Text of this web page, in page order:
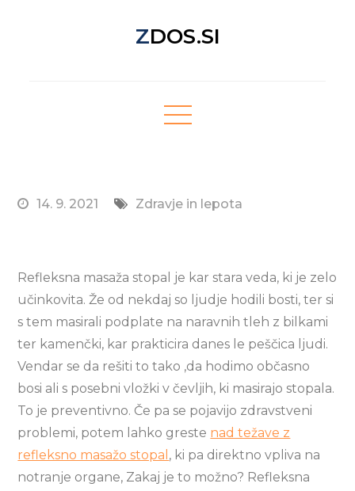
ZDOS.SI
14. 9. 2021 Zdravje in lepota
Refleksna masaža stopal je kar stara veda, ki je zelo
učinkovita. Že od nekdaj so ljudje hodili bosti, ter si
s tem masirali podplate na naravnih tleh z bilkami
ter kamenčki, kar prakticira danes le peščica ljudi.
Vendar se da rešiti to tako ,da hodimo občasno
bosi ali s posebni vložki v čevljih, ki masirajo stopala.
To je preventivno. Če pa se pojavijo zdravstveni
problemi, potem lahko greste nad težave z
refleksno masažo stopal , ki pa direktno vpliva na
notranje organe, Zakaj je to možno? Refleksna